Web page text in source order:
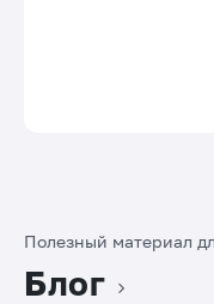
Полезный материал
Блог